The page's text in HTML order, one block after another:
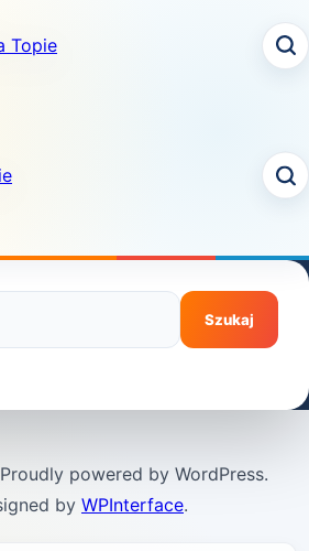
powered by WordPress.
by WPInterface.